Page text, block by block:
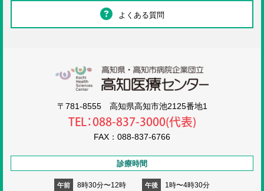
よくある質問
〒781-8555 高知県高知市池2125番地1
TEL：088-837-3000(代表)
FAX：088-837-6766
診療時間
午前 8時30分〜12時 午後 1時〜4時30分